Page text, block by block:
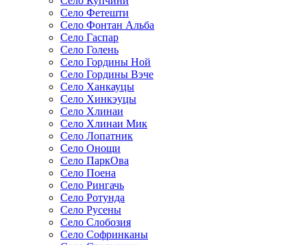
Село Фетешти
Село Фонтан Альба
Село Гаспар
Село Голень
Село Гордины Ной
Село Гордины Вэче
Село Ханкауцы
Село Хинкэуцы
Село Хлинаи
Село Хлинаи Мик
Село Лопатник
Село Онощи
Село ПаркОва
Село Поена
Село Рингачь
Село Ротунда
Село Русены
Село Слобозия
Село Софринканы